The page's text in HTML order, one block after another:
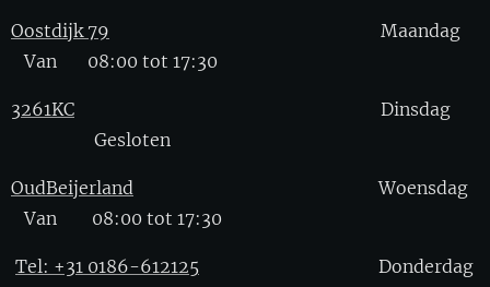
Oostdijk 79 Maandag
Van 08:00 tot 17:30
3261KC Dinsdag
Gesloten
OudBeijerland Woensdag
Van 08:00 tot 17:30
Tel: +31 0186-612125 Donderdag